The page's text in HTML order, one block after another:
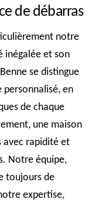
de débarras
notre
inégalée et son
se distingue
personnalisé, en
de chaque
une maison
avec rapidité et
Notre équipe,
toujours de
expertise,